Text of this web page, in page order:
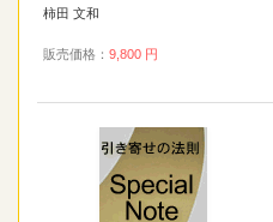
柿田 文和
販売価格： 9,800 円